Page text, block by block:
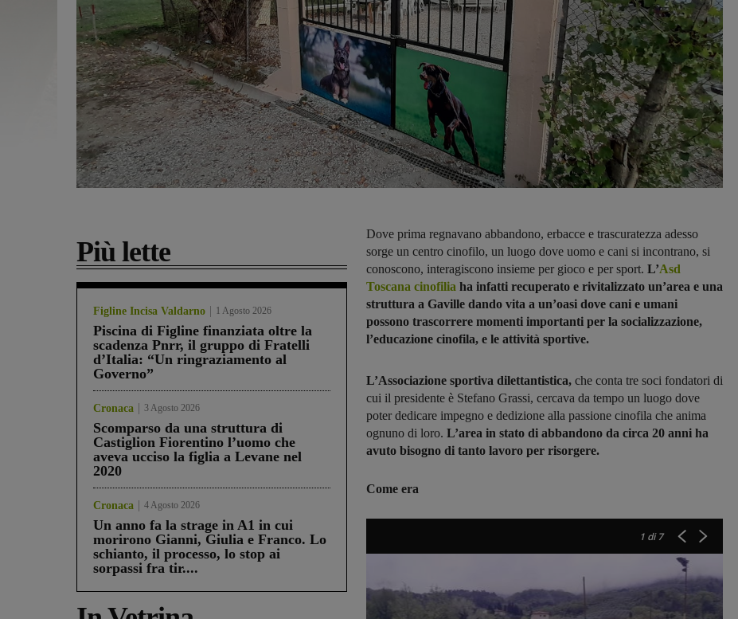
Più lette
Figline Incisa Valdarno 1 Agosto 2026
Piscina di Figline finanziata oltre la
scadenza Pnrr, il gruppo di Fratelli
d’Italia: “Un ringraziamento al
Governo”
Cronaca 3 Agosto 2026
Scomparso da una struttura di
Castiglion Fiorentino l’uomo che
aveva ucciso la figlia a Levane nel
2020
Cronaca 4 Agosto 2026
Un anno fa la strage in A1 in cui
morirono Gianni, Giulia e Franco. Lo
schianto, il processo, lo stop ai
sorpassi fra tir....
Dove prima regnavano abbandono, erbacce e trascuratezza adesso
sorge un centro cinofilo, un luogo dove uomo e cani si incontrano, si
conoscono, interagiscono insieme per gioco e per sport. L’Asd
Toscana cinofilia ha infatti recuperato e rivitalizzato un’area e una
struttura a Gaville dando vita a un’oasi dove cani e umani
possono trascorrere momenti importanti per la socializzazione,
l’educazione cinofila, e le attività sportive.
L’Associazione sportiva dilettantistica, che conta tre soci fondatori di
cui il presidente è Stefano Grassi, cercava da tempo un luogo dove
poter dedicare impegno e dedizione alla passione cinofila che anima
ognuno di loro. L’area in stato di abbandono da circa 20 anni ha
avuto bisogno di tanto lavoro per risorgere.
Come era
1 di 7